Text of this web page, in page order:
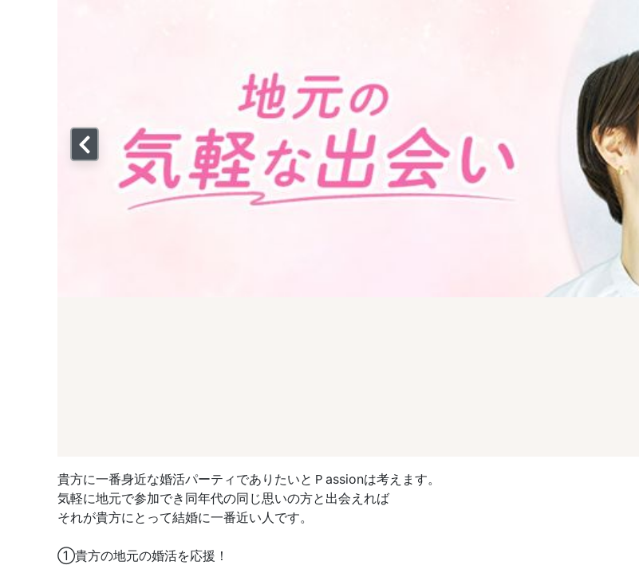
貴方に一番身近な婚活パーティでありたいとＰassionは考えます。
気軽に地元で参加でき同年代の同じ思いの方と出会えれば
それが貴方にとって結婚に一番近い人です。
①貴方の地元の婚活を応援！